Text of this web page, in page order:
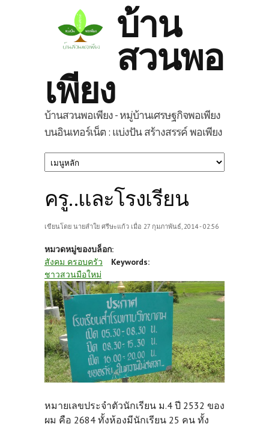
บ้าน
สวนพอ
เพียง
บ้านสวนพอเพียง - หมู่บ้านเศรษฐกิจพอเพียง
บนอินเทอร์เน็ต : แบ่งปัน สร้างสรรค์ พอเพียง
ครู..และโรงเรียน
เขียนโดย นายลำใย ศรีษะแก้ว เมื่อ 27 กุมภาพันธ์, 2014 - 02:56
หมวดหมู่ของบล็อก:
สังคม ครอบครัว
Keywords:
ชาวสวนมือใหม่
หมายเลขประจำตัวนักเรียน ม.4 ปี 2532 ของ
ผม คือ 2684 ทั้งห้องมีนักเรียน 25 คน ทั้ง